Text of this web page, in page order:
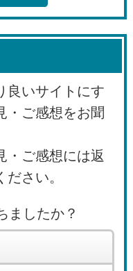
良いサイトにす
・ご感想をお聞
・ご感想には返
さい。
ましたか？